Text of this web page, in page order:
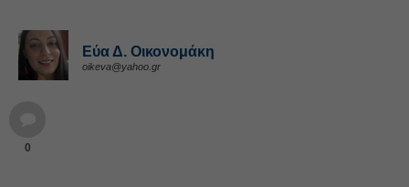
Εύα Δ. Οικονομάκη
oikeva@yahoo.gr
0